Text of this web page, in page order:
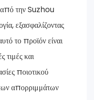
την Suzhou
εξασφαλίζοντας
το προϊόν είναι
τιμές και
ποιοτικού
απορριμμάτων